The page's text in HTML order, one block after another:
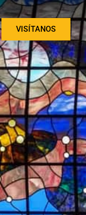
VISÍTANOS